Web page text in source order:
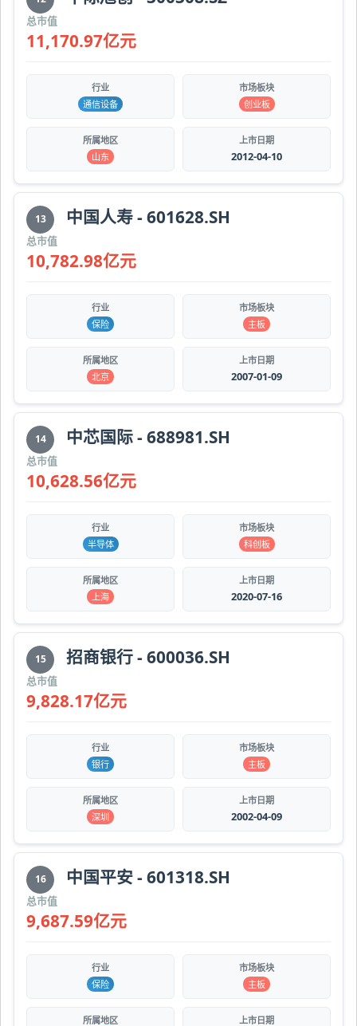
总市值
11,170.97亿元
行业
通信设备
市场板块
创业板
所属地区
山东
上市日期
2012-04-10
13 中国人寿 - 601628.SH
总市值
10,782.98亿元
行业
保险
市场板块
主板
所属地区
北京
上市日期
2007-01-09
14 中芯国际 - 688981.SH
总市值
10,628.56亿元
行业
半导体
市场板块
科创板
所属地区
上海
上市日期
2020-07-16
15 招商银行 - 600036.SH
总市值
9,828.17亿元
行业
银行
市场板块
主板
所属地区
深圳
上市日期
2002-04-09
16 中国平安 - 601318.SH
总市值
9,687.59亿元
行业
保险
市场板块
主板
所属地区
上市日期